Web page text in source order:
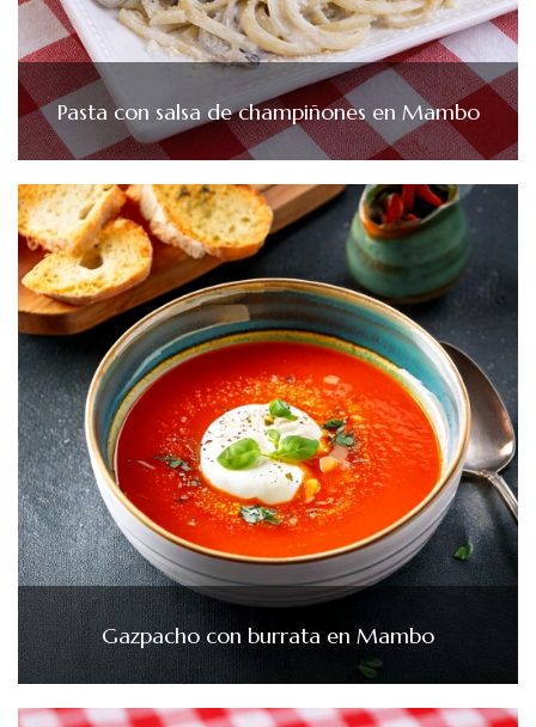
Pasta con salsa de champiñones en Mambo
Gazpacho con burrata en Mambo